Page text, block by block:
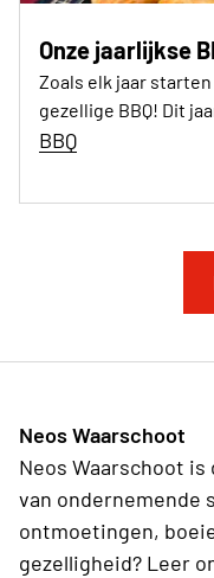
Onze jaarlijkse
Zoals elk jaar
gezellige BBQ! Dit
BBQ
Neos Waarschoot
Neos Waarschoot
van ondernemende
ontmoetingen,
gezelligheid? Leer